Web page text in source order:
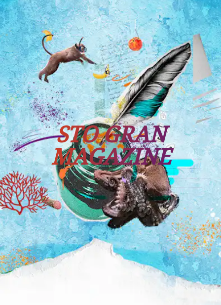
Tutti i viaggi Prossime partenze
STO GRAN
MAGAZINE